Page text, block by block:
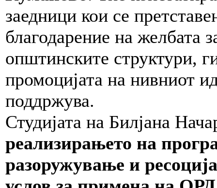
заедници кои се
благодарение на желбата
општинските структури,
промоцијата на нивниот
поддржува.
Студијата на Билјана
реализирањето на
разоружување и